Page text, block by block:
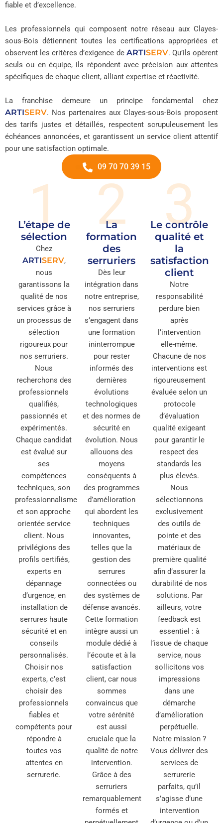
fiable et d’excellence.
Les professionnels qui composent notre réseau aux Clayes-
sous-Bois détiennent toutes les certifications appropriées et
observent les critères d’exigence de ARTISERV. Qu’ils opèrent
seuls ou en équipe, ils répondent avec précision aux attentes
spécifiques de chaque client, alliant expertise et réactivité.
La franchise demeure un principe fondamental chez
ARTISERV. Nos partenaires aux Clayes-sous-Bois proposent
des tarifs justes et détaillés, respectent scrupuleusement les
échéances annoncées, et garantissent un service client attentif
pour une satisfaction optimale.
09 70 70 39 15
1
L’étape de
sélection
Chez
ARTISERV,
nous
garantissons la
qualité de nos
services grâce à
un processus de
sélection
rigoureux pour
nos serruriers.
Nous
recherchons des
professionnels
qualifiés,
passionnés et
expérimentés.
Chaque candidat
est évalué sur
ses
compétences
techniques, son
professionnalisme
et son approche
orientée service
client. Nous
privilégions des
profils certifiés,
experts en
dépannage
d’urgence, en
installation de
serrures haute
sécurité et en
conseils
personnalisés.
Choisir nos
experts, c’est
choisir des
professionnels
fiables et
compétents pour
répondre à
toutes vos
attentes en
serrurerie.
2
La
formation
des
serruriers
Dès leur
intégration dans
notre entreprise,
nos serruriers
s’engagent dans
une formation
ininterrompue
pour rester
informés des
dernières
évolutions
technologiques
et des normes de
sécurité en
évolution. Nous
allouons des
moyens
conséquents à
des programmes
d’amélioration
qui abordent les
techniques
innovantes,
telles que la
gestion des
serrures
connectées ou
des systèmes de
défense avancés.
Cette formation
intègre aussi un
module dédié à
l’écoute et à la
satisfaction
client, car nous
sommes
convaincus que
votre sérénité
est aussi
cruciale que la
qualité de notre
intervention.
Grâce à des
serruriers
remarquablement
formés et
3
Le contrôle
qualité et
la
satisfaction
client
Notre
responsabilité
perdure bien
après
l’intervention
elle-même.
Chacune de nos
interventions est
rigoureusement
évaluée selon un
protocole
d’évaluation
qualité exigeant
pour garantir le
respect des
standards les
plus élevés.
Nous
sélectionnons
exclusivement
des outils de
pointe et des
matériaux de
première qualité
afin d’assurer la
durabilité de nos
solutions. Par
ailleurs, votre
feedback est
essentiel : à
l’issue de chaque
service, nous
sollicitons vos
impressions
dans une
démarche
d’amélioration
perpétuelle.
Notre mission ?
Vous délivrer des
services de
serrurerie
parfaits, qu’il
s’agisse d’une
intervention